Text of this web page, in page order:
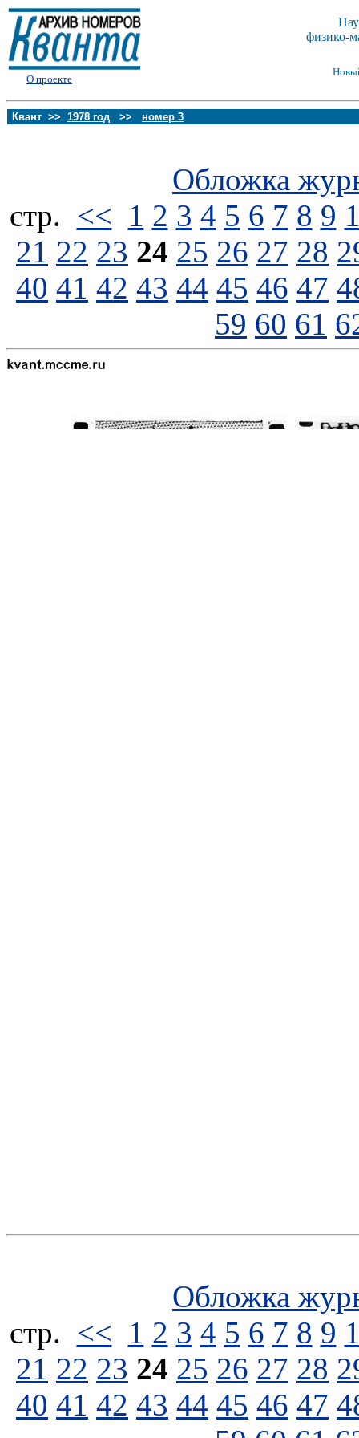
О проекте
физико-
Квант >> 1978 год >> номер 3
Обложка
стp. << 1 2 3 4 5 6 7 8 9
21 22 23 24 25 26 27 28
40 41 42 43 44 45 46 47
59 60 61
Обложка
стp. << 1 2 3 4 5 6 7 8 9
21 22 23 24 25 26 27 28
40 41 42 43 44 45 46 47